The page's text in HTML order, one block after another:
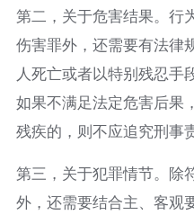
第二，关于危害结果。行
伤害罪外，还需要有法律
人死亡或者以特别残忍手
如果不满足法定危害后果
残疾的，则不应追究刑事
第三，关于犯罪情节。除
外，还需要结合主、客观